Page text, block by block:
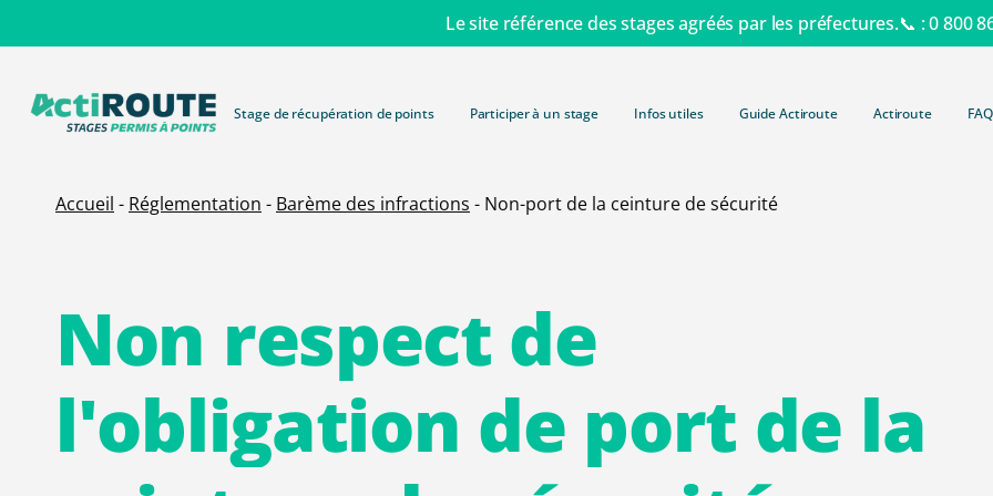
to
content
Le site référence des stages agréés par les préfectures.📞 :0 800
Stage de récupération de points Participer à un stage Infos utiles
Retrait
Délits
Radars et
Guide Actiroute Actiroute FAQ
Accueil - Réglementation - Barème des infractions - Non-port de la ceinture de sécurité
Non respect de
l'obligation de port de la